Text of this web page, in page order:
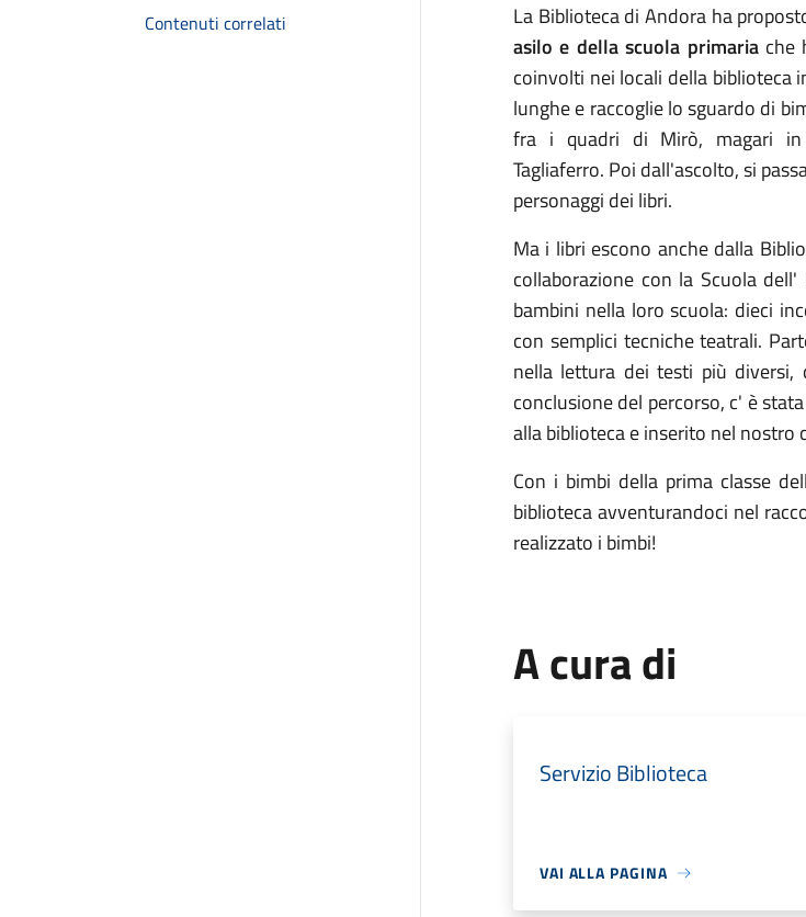
Contenuti correlati
La Biblioteca di Andora ha
asilo e della scuola primariache
coinvolti nei locali della biblioteca
lunghe e raccoglie lo sguardo di
fra i quadri di Mirò, magari in
Tagliaferro. Poi dall'ascolto, si
personaggi dei libri.
Ma i libri escono anche dalla
collaborazione con la Scuola
bambini nella loro scuola: dieci
con semplici tecniche teatrali.
nella lettura dei testi più diversi,
conclusione del percorso, c' è
alla biblioteca e inserito nel nostro
Con i bimbi della prima classe
biblioteca avventurandoci nel
realizzato i bimbi!
A cura di
Servizio Biblioteca
VAI ALLA PAGINA